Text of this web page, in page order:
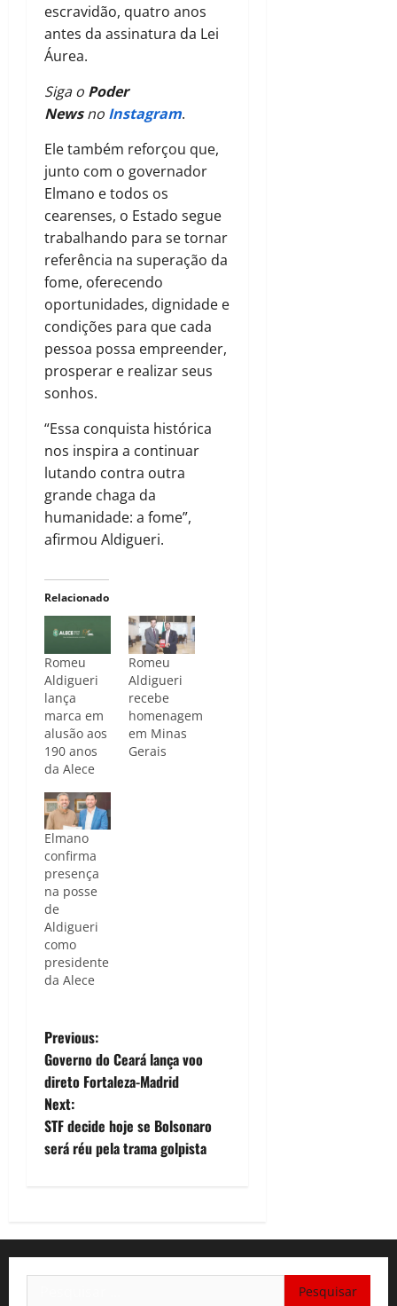
escravidão, quatro anos
antes da assinatura da Lei
Áurea.
Siga o Poder
Newsno Instagram.
Ele também reforçou que,
junto com o governador
Elmano e todos os
cearenses, o Estado segue
trabalhando para se tornar
referência na superação da
fome, oferecendo
oportunidades, dignidade e
condições para que cada
pessoa possa empreender,
prosperar e realizar seus
sonhos.
“Essa conquista histórica
nos inspira a continuar
lutando contra outra
grande chaga da
humanidade: a fome”,
afirmou Aldigueri.
Relacionado
Romeu
Aldigueri
lança
marca em
alusão aos
190 anos
da Alece
Romeu
Aldigueri
recebe
homenagem
em Minas
Gerais
Elmano
confirma
presença
na posse
de
Aldigueri
como
presidente
da Alece
P
o
s
t
a
v
Previous:
Governo do Ceará lança voo
direto Fortaleza-Madrid
Next:
STF decide hoje se Bolsonaro
será réu pela trama golpista